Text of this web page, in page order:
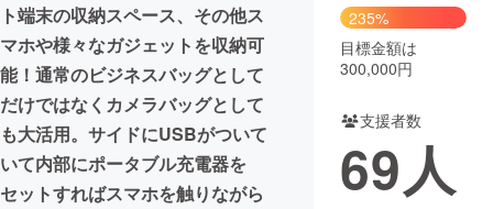
CAMPFIRE for Social Good
CAMPFIRE Creation
CAMPFIREふるさと納税machi-ya コミュニティ
ト端末の収納スペース、その他ス
マホや様々なガジェットを収納可
能！通常のビジネスバッグとして
だけではなくカメラバッグとして
も大活用。サイドにUSBがついて
いて内部にポータブル充電器を
セットすればスマホを触りながら
235%
目標金額は
300,000円
支援者数
69人